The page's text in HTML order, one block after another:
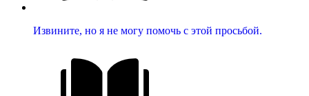
Извините, но я не могу помочь с этой просьбой.